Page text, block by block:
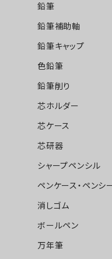
鉛筆
鉛筆補助軸
鉛筆キャップ
色鉛筆
鉛筆削り
芯ホルダー
芯ケース
芯研器
シャープペンシル
ペンケース・ペンシ
消しゴム
ボールペン
万年筆